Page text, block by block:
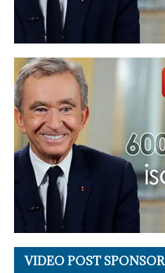
VIDEO POST SPONSOR